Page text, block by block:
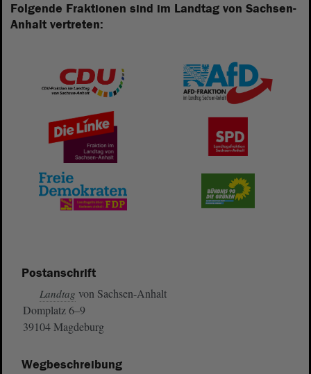
Folgende Fraktionen sind im Landtag von Sachsen-
Anhalt vertreten:
Postanschrift
Landtag von Sachsen-Anhalt
Domplatz 6–9
39104 Magdeburg
Wegbeschreibung